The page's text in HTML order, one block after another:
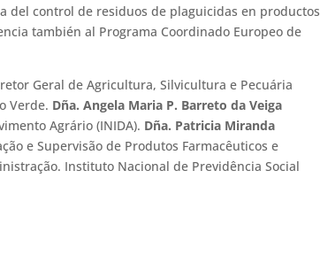
del control de residuos de plaguicidas en productos
también al Programa Coordinado Europeo de
Geral de Agricultura, Silvicultura e Pecuária
Verde. Dña. Angela Maria P. Barreto da Veiga
Agrário (INIDA). Dña. Patricia Miranda
e Supervisão de Produtos Farmacêuticos e
Instituto Nacional de Previdência Social